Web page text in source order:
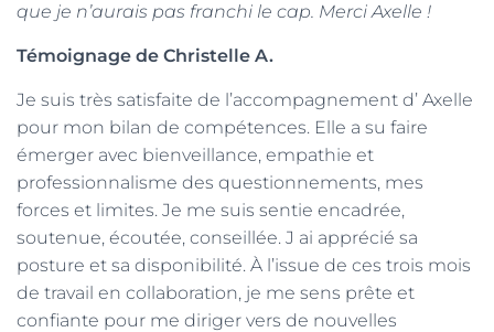
que je n’aurais pas franchi le cap. Merci Axelle !
Témoignage de Christelle A.
Je suis très satisfaite de l’accompagnement d’ Axelle
pour mon bilan de compétences. Elle a su faire
émerger avec bienveillance, empathie et
professionnalisme des questionnements, mes
forces et limites. Je me suis sentie encadrée,
soutenue, écoutée, conseillée. J ai apprécié sa
posture et sa disponibilité. À l’issue de ces trois mois
de travail en collaboration, je me sens prête et
confiante pour me diriger vers de nouvelles